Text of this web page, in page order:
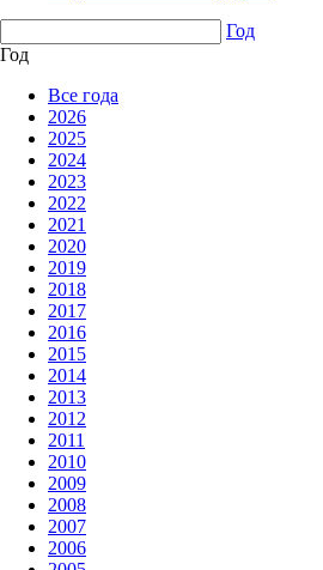
Год
Год
Все года
2026
2025
2024
2023
2022
2021
2020
2019
2018
2017
2016
2015
2014
2013
2012
2011
2010
2009
2008
2007
2006